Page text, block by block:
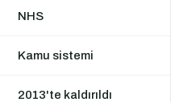
NHS
Kamu sistemi
2013'te kaldırıldı